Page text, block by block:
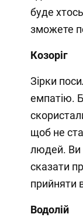
буде
зможете
Козоріг
Зірки
емпатію.
щоб не
людей. Ви
сказати
прийняти
Водолій